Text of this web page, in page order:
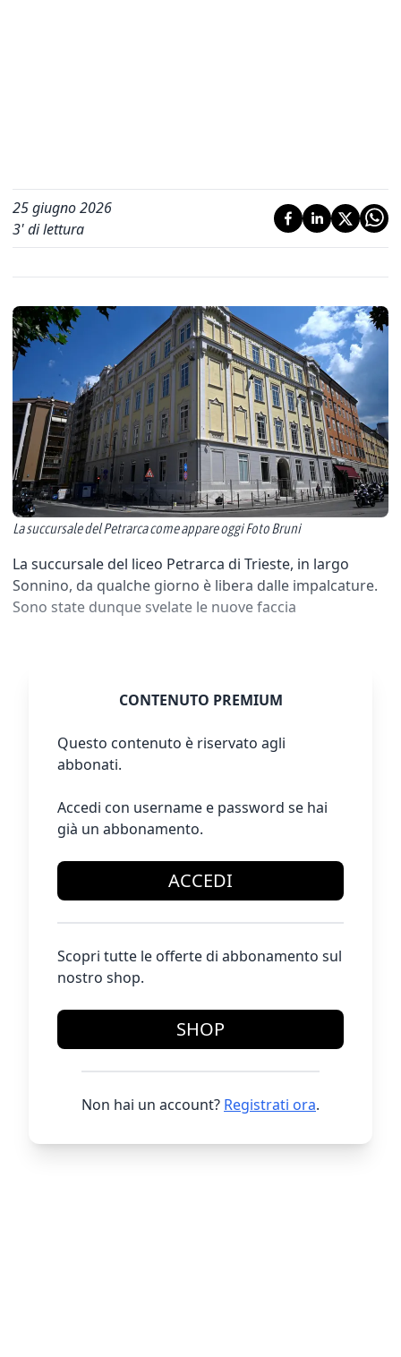
25 giugno 2026
3' di lettura
La succursale del Petrarca come appare oggi Foto Bruni
La succursale del liceo Petrarca di Trieste, in largo
Sonnino, da qualche giorno è libera dalle impalcature.
Sono state dunque svelate le nuove faccia
CONTENUTO PREMIUM
Questo contenuto è riservato agli
abbonati.
Accedi con username e password se hai
già un abbonamento.
ACCEDI
Scopri tutte le offerte di abbonamento sul
nostro shop.
SHOP
Non hai un account? Registrati ora.